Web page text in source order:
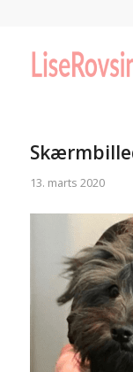
13. marts 2020